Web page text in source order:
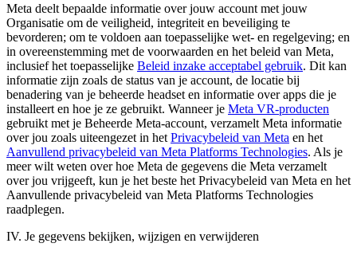
Meta deelt bepaalde informatie over jouw account met jouw
Organisatie om de veiligheid, integriteit en beveiliging te
bevorderen; om te voldoen aan toepasselijke wet- en regelgeving; en
in overeenstemming met de voorwaarden en het beleid van Meta,
inclusief het toepasselijke Beleid inzake acceptabel gebruik. Dit kan
informatie zijn zoals de status van je account, de locatie bij
benadering van je beheerde headset en informatie over apps die je
installeert en hoe je ze gebruikt. Wanneer je Meta VR-producten
gebruikt met je Beheerde Meta-account, verzamelt Meta informatie
over jou zoals uiteengezet in het Privacybeleid van Meta en het
Aanvullend privacybeleid van Meta Platforms Technologies. Als je
meer wilt weten over hoe Meta de gegevens die Meta verzamelt
over jou vrijgeeft, kun je het beste het Privacybeleid van Meta en het
Aanvullende privacybeleid van Meta Platforms Technologies
raadplegen.
IV. Je gegevens bekijken, wijzigen en verwijderen